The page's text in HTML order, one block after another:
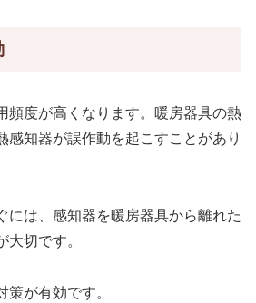
頻度が高くなります。暖房器具の熱
感知器が誤作動を起こすことがあり
には、感知器を暖房器具から離れた
大切です。
が有効です。